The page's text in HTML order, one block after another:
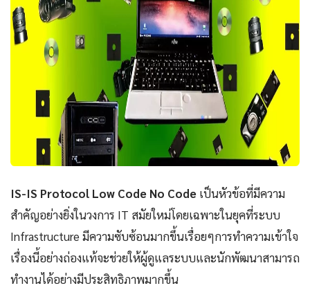
IS-IS Protocol Low Code No Code เป็นหัวข้อที่มีความ
สำคัญอย่างยิ่งในวงการ IT สมัยใหม่โดยเฉพาะในยุคที่ระบบ
Infrastructure มีความซับซ้อนมากขึ้นเรื่อยๆการทำความเข้าใจ
เรื่องนี้อย่างถ่องแท้จะช่วยให้ผู้ดูแลระบบและนักพัฒนาสามารถ
ทำงานได้อย่างมีประสิทธิภาพมากขึ้น